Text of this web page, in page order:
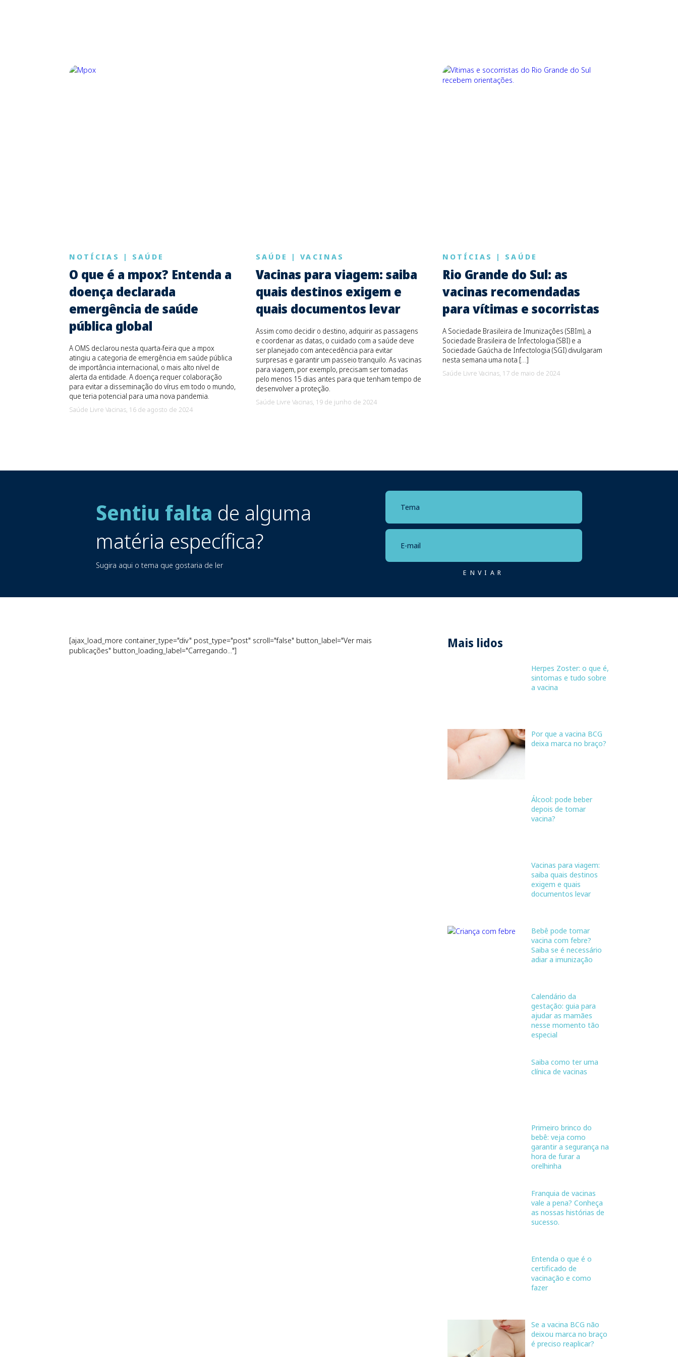
NOTÍCIAS | SAÚDE
O que é a mpox? Entenda a
doença declarada
emergência de saúde
pública global
A OMS declarou nesta quarta-feira que a mpox
atingiu a categoria de emergência em saúde pública
de importância internacional, o mais alto nível de
alerta da entidade. A doença requer colaboração
para evitar a disseminação do vírus em todo o mundo,
que teria potencial para uma nova pandemia.
Saúde Livre Vacinas, 16 de agosto de 2024
SAÚDE |VACINAS
Vacinas para viagem: saiba
quais destinos exigem e
quais documentos levar
Assim como decidir o destino, adquirir as passagens
e coordenar as datas, o cuidado com a saúde deve
ser planejado com antecedência para evitar
surpresas e garantir um passeio tranquilo. As vacinas
para viagem, por exemplo, precisam ser tomadas
pelo menos 15 dias antes para que tenham tempo de
desenvolver a proteção.
Saúde Livre Vacinas, 19 de junho de 2024
NOTÍCIAS | SAÚDE
Rio Grande do Sul: as
vacinas recomendadas
para vítimas e socorristas
A Sociedade Brasileira de Imunizações (SBIm), a
Sociedade Brasileira de Infectologia (SBI) e a
Sociedade Gaúcha de Infectologia (SGI) divulgaram
nesta semana uma nota […]
Saúde Livre Vacinas, 17 de maio de 2024
Sentiu falta de alguma
matéria específica?
Sugira aqui o tema que gostaria de ler
[ajax_load_more container_type="div" post_type="post" scroll="false" button_label="Ver mais
publicações" button_loading_label="Carregando..."]
Mais lidos
Herpes Zoster: o que é,
sintomas e tudo sobre
a vacina
Por que a vacina BCG
deixa marca no braço?
Álcool: pode beber
depois de tomar
vacina?
Vacinas para viagem:
saiba quais destinos
exigem e quais
documentos levar
Bebê pode tomar
vacina com febre?
Saiba se é necessário
adiar a imunização
Calendário da
gestação: guia para
ajudar as mamães
nesse momento tão
especial
Saiba como ter uma
clínica de vacinas
Primeiro brinco do
bebê: veja como
garantir a segurança na
hora de furar a
orelhinha
Franquia de vacinas
vale a pena? Conheça
as nossas histórias de
sucesso.
Entenda o que é o
certificado de
vacinação e como
fazer
Se a vacina BCG não
deixou marca no braço
é preciso reaplicar?